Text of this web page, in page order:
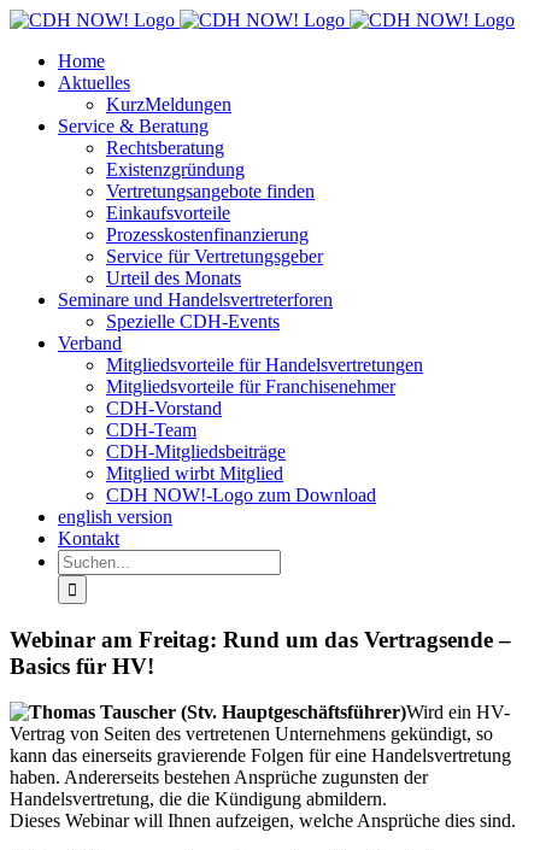
Zum
springenHome
Aktuelles
KurzMeldungen
Service & Beratung
Rechtsberatung
Existenzgründung
Vertretungsangebote finden
Einkaufsvorteile
Prozesskostenfinanzierung
Service für Vertretungsgeber
Urteil des Monats
Seminare und Handelsvertreterforen
Spezielle CDH-Events
Verband
Mitgliedsvorteile für Handelsvertretungen
Mitgliedsvorteile für Franchisenehmer
CDH-Vorstand
CDH-Team
CDH-Mitgliedsbeiträge
Mitglied wirbt Mitglied
CDH NOW!-Logo zum Download
english version
Kontakt
Suche
nach:
Webinar am Freitag: Rund um das Vertragsende –
Basics für HV!
Wird ein HV-
Vertrag von Seiten des vertretenen Unternehmens gekündigt, so
kann das einerseits gravierende Folgen für eine Handelsvertretung
haben. Andererseits bestehen Ansprüche zugunsten der
Handelsvertretung, die die Kündigung abmildern.
Dieses Webinar will Ihnen aufzeigen, welche Ansprüche dies sind.